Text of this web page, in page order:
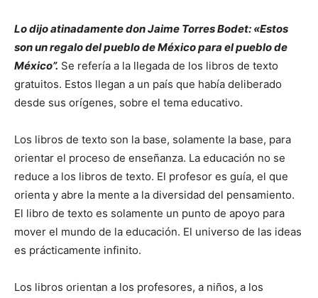
Lo dijo atinadamente don Jaime Torres Bodet: «Estos
son un regalo del pueblo de México para el pueblo de
México”. Se refería a la llegada de los libros de texto
gratuitos. Estos llegan a un país que había deliberado
desde sus orígenes, sobre el tema educativo.
Los libros de texto son la base, solamente la base, para
orientar el proceso de enseñanza. La educación no se
reduce a los libros de texto. El profesor es guía, el que
orienta y abre la mente a la diversidad del pensamiento.
El libro de texto es solamente un punto de apoyo para
mover el mundo de la educación. El universo de las ideas
es prácticamente infinito.
Los libros orientan a los profesores, a niños, a los